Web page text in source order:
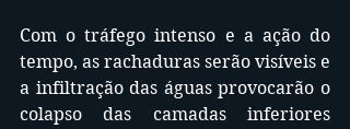
Com o tráfego intenso e a ação do
tempo, as rachaduras serão visíveis e
a infiltração das águas provocarão o
colapso das camadas inferiores